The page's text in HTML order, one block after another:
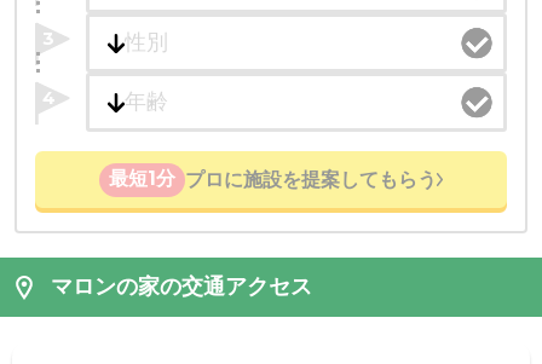
3
4
最短1分 プロに施設を提案してもらう
マロンの家の交通アクセス